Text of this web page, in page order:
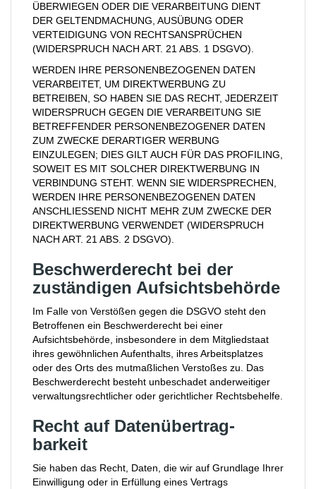
ÜBERWIEGEN ODER DIE VERARBEITUNG DIENT
DER GELTENDMACHUNG, AUSÜBUNG ODER
VERTEIDIGUNG VON RECHTSANSPRÜCHEN
(WIDERSPRUCH NACH ART. 21 ABS. 1 DSGVO).
WERDEN IHRE PERSONENBEZOGENEN DATEN
VERARBEITET, UM DIREKTWERBUNG ZU
BETREIBEN, SO HABEN SIE DAS RECHT, JEDERZEIT
WIDERSPRUCH GEGEN DIE VERARBEITUNG SIE
BETREFFENDER PERSONENBEZOGENER DATEN
ZUM ZWECKE DERARTIGER WERBUNG
EINZULEGEN; DIES GILT AUCH FÜR DAS PROFILING,
SOWEIT ES MIT SOLCHER DIREKTWERBUNG IN
VERBINDUNG STEHT. WENN SIE WIDERSPRECHEN,
WERDEN IHRE PERSONENBEZOGENEN DATEN
ANSCHLIESSEND NICHT MEHR ZUM ZWECKE DER
DIREKTWERBUNG VERWENDET (WIDERSPRUCH
NACH ART. 21 ABS. 2 DSGVO).
Beschwerde­recht bei der
zuständigen Aufsichts­behörde
Im Falle von Verstößen gegen die DSGVO steht den
Betroffenen ein Beschwerderecht bei einer
Aufsichtsbehörde, insbesondere in dem Mitgliedstaat
ihres gewöhnlichen Aufenthalts, ihres Arbeitsplatzes
oder des Orts des mutmaßlichen Verstoßes zu. Das
Beschwerderecht besteht unbeschadet anderweitiger
verwaltungsrechtlicher oder gerichtlicher Rechtsbehelfe.
Recht auf Daten­übertrag­
barkeit
Sie haben das Recht, Daten, die wir auf Grundlage Ihrer
Einwilligung oder in Erfüllung eines Vertrags